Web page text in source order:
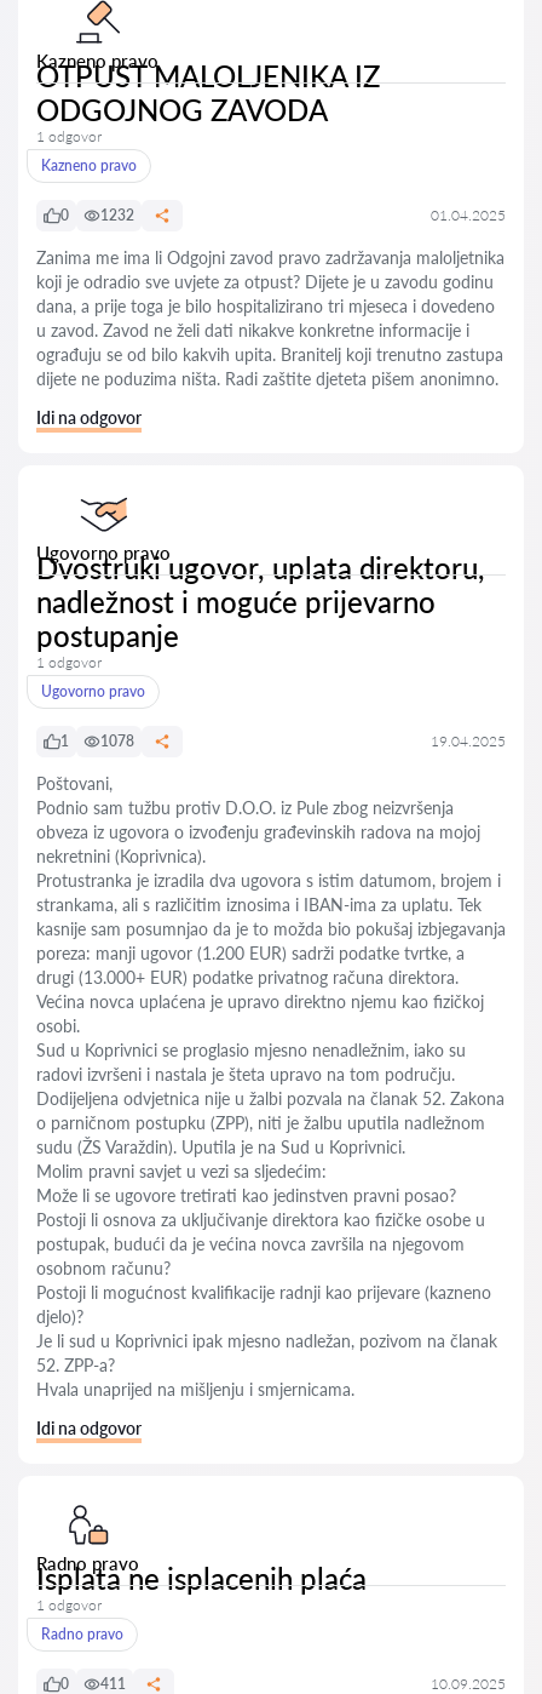
Kazneno pravo
OTPUST MALOLJENIKA IZ
ODGOJNOG ZAVODA
1 odgovor
Kazneno pravo
0 1232 01.04.2025
Zanima me ima li Odgojni zavod pravo zadržavanja maloljetnika
koji je odradio sve uvjete za otpust? Dijete je u zavodu godinu
dana, a prije toga je bilo hospitalizirano tri mjeseca i dovedeno
u zavod. Zavod ne želi dati nikakve konkretne informacije i
ograđuju se od bilo kakvih upita. Branitelj koji trenutno zastupa
dijete ne poduzima ništa. Radi zaštite djeteta pišem anonimno.
Idi na odgovor
Ugovorno pravo
Dvostruki ugovor, uplata direktoru,
nadležnost i moguće prijevarno
postupanje
1 odgovor
Ugovorno pravo
1 1078 19.04.2025
Poštovani,
Podnio sam tužbu protiv D.O.O. iz Pule zbog neizvršenja
obveza iz ugovora o izvođenju građevinskih radova na mojoj
nekretnini (Koprivnica).
Protustranka je izradila dva ugovora s istim datumom, brojem i
strankama, ali s različitim iznosima i IBAN-ima za uplatu. Tek
kasnije sam posumnjao da je to možda bio pokušaj izbjegavanja
poreza: manji ugovor (1.200 EUR) sadrži podatke tvrtke, a
drugi (13.000+ EUR) podatke privatnog računa direktora.
Većina novca uplaćena je upravo direktno njemu kao fizičkoj
osobi.
Sud u Koprivnici se proglasio mjesno nenadležnim, iako su
radovi izvršeni i nastala je šteta upravo na tom području.
Dodijeljena odvjetnica nije u žalbi pozvala na članak 52. Zakona
o parničnom postupku (ZPP), niti je žalbu uputila nadležnom
sudu (ŽS Varaždin). Uputila je na Sud u Koprivnici.
Molim pravni savjet u vezi sa sljedećim:
Može li se ugovore tretirati kao jedinstven pravni posao?
Postoji li osnova za uključivanje direktora kao fizičke osobe u
postupak, budući da je većina novca završila na njegovom
osobnom računu?
Postoji li mogućnost kvalifikacije radnji kao prijevare (kazneno
djelo)?
Je li sud u Koprivnici ipak mjesno nadležan, pozivom na članak
52. ZPP-a?
Hvala unaprijed na mišljenju i smjernicama.
Idi na odgovor
Radno pravo
Isplata ne isplacenih plaća
1 odgovor
Radno pravo
0 411 10.09.2025